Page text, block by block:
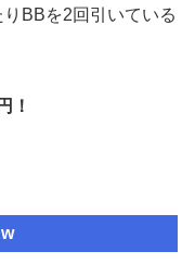
BBを2回引いている
！